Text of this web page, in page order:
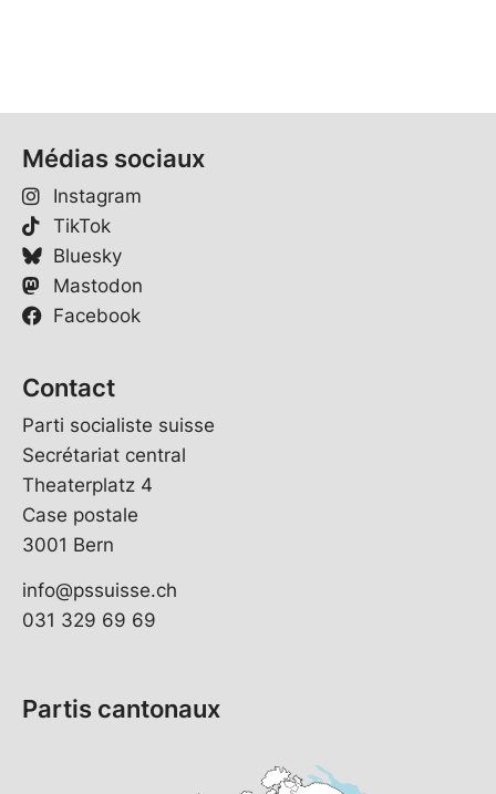
Médias sociaux
Instagram
TikTok
Bluesky
Mastodon
Facebook
Contact
Parti socialiste suisse
Secrétariat central
Theaterplatz 4
Case postale
3001 Bern
info@pssuisse.ch
031 329 69 69
Partis cantonaux